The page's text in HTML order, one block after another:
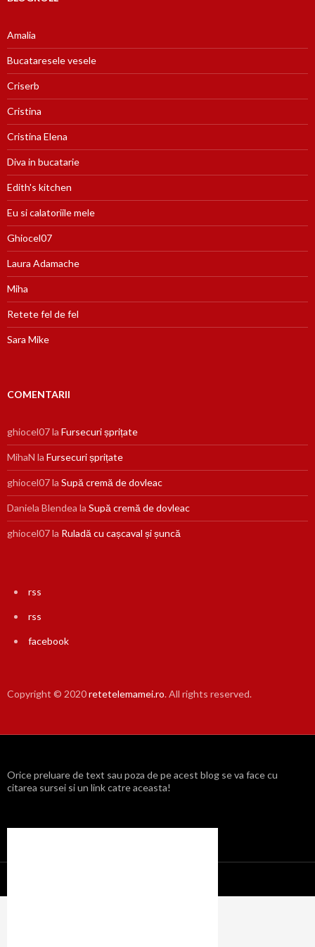
Amalia
Bucataresele vesele
Criserb
Cristina
Cristina Elena
Diva in bucatarie
Edith's kitchen
Eu si calatoriile mele
Ghiocel07
Laura Adamache
Miha
Retete fel de fel
Sara Mike
COMENTARII
ghiocel07la Fursecuri șprițate
MihaN la Fursecuri șprițate
ghiocel07la Supă cremă de dovleac
Daniela Blendea la Supă cremă de dovleac
ghiocel07la Ruladă cu cașcaval și șuncă
rss
rss
facebook
Copyright © 2020retetelemamei.ro. All rights reserved.
Orice preluare de text sau poza de pe acest blog se va face cu
citarea sursei si un link catre aceasta!